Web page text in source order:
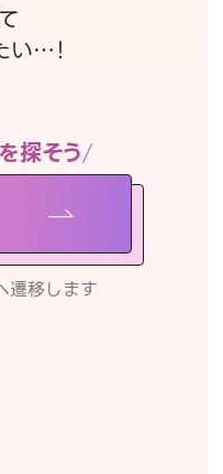
い…！
探そう
遷移します